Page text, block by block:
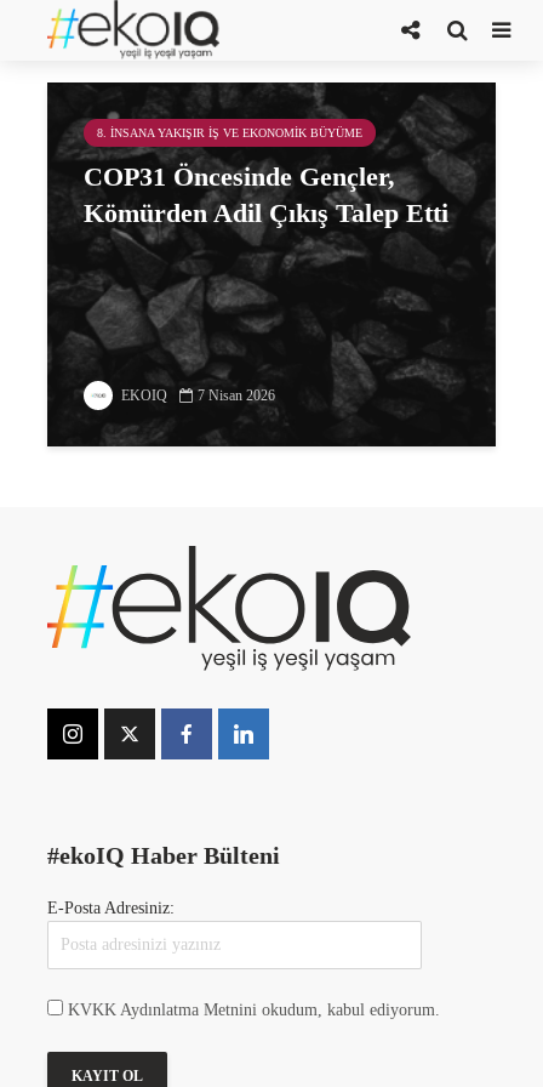
Değişim Elçileri Antalya ekibi
8. İNSANA YAKIŞIR İŞ VE EKONOMIK BÜYÜME
COP31 Öncesinde Gençler,
Kömürden Adil Çıkış Talep Etti
EKOIQ 7 Nisan 2026
#ekoIQ Haber Bülteni
E-Posta Adresiniz:
KVKK Aydınlatma Metnini okudum, kabul ediyorum.